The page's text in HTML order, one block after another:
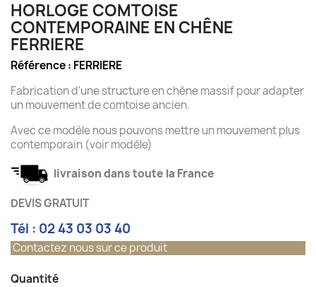
HORLOGE COMTOISE
CONTEMPORAINE EN CHÊNE
FERRIERE
Référence : FERRIERE
Fabrication d'une structure en chêne massif pour adapter
un mouvement de comtoise ancien.
Avec ce modèle nous pouvons mettre un mouvement plus
contemporain (voir modèle)
livraison dans toute la France
DEVIS GRATUIT
Tél : 02 43 03 03 40
Contactez nous sur ce produit
Quantité